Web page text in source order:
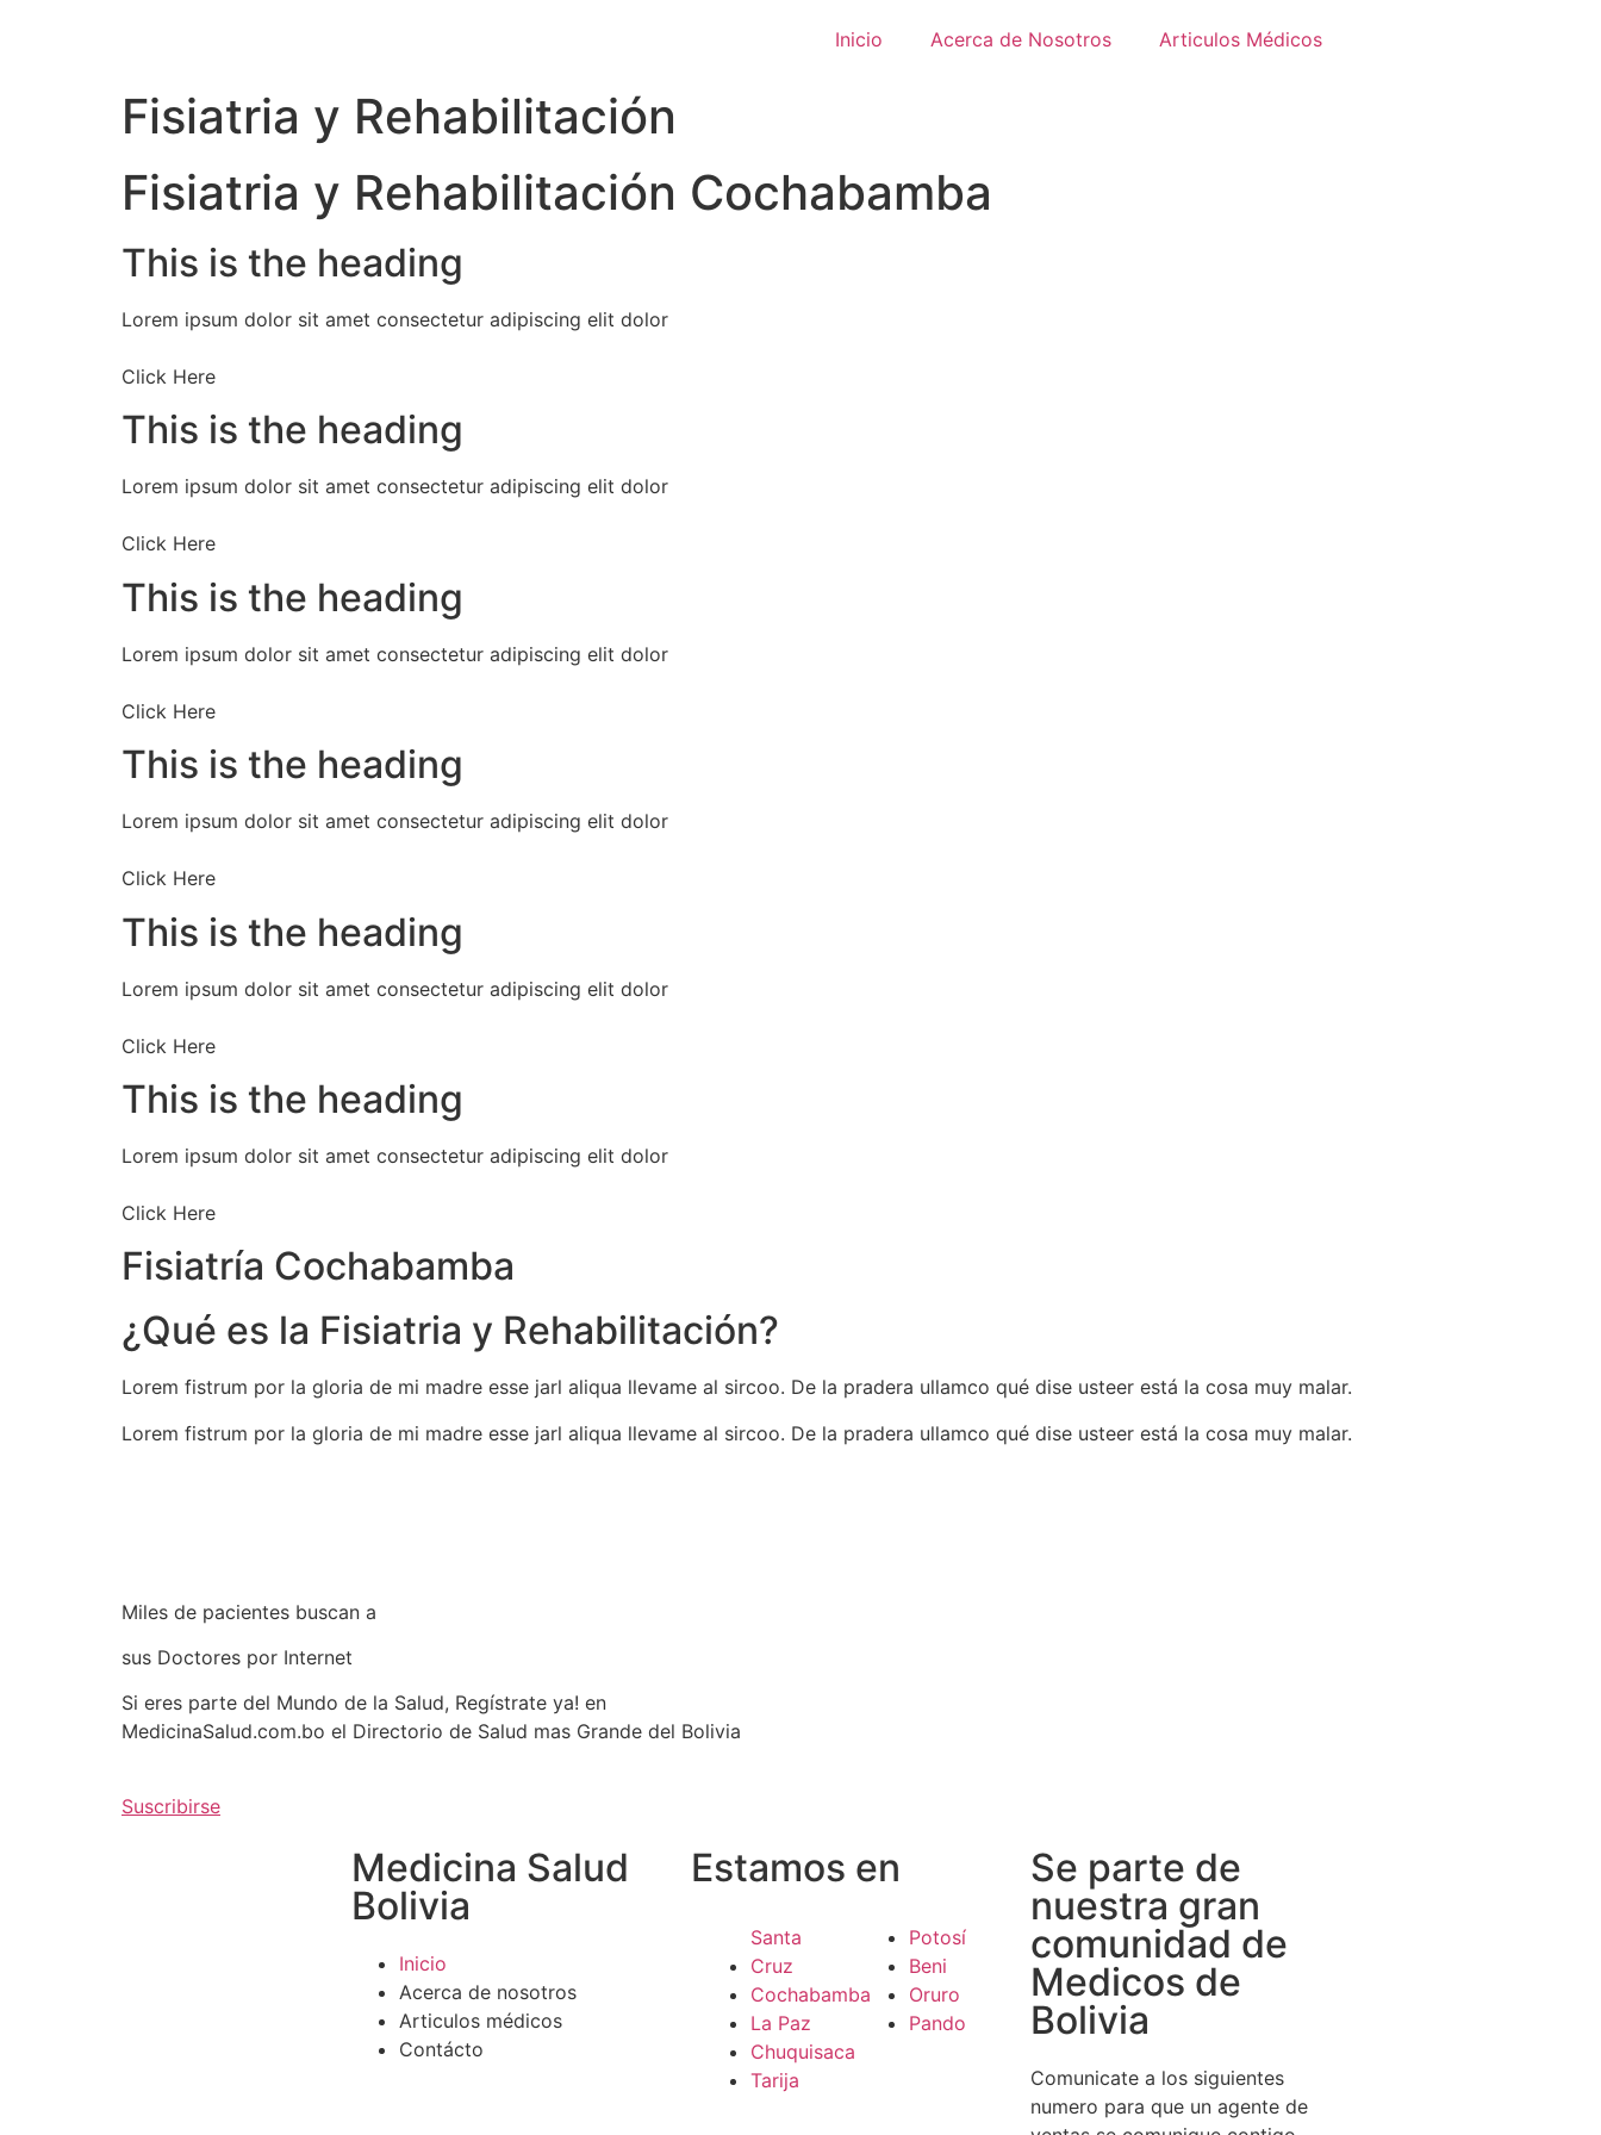
Inicio Acerca de Nosotros Articulos Médicos
Fisiatria y Rehabilitación
Fisiatria y Rehabilitación Cochabamba
This is the heading
Lorem ipsum dolor sit amet consectetur adipiscing elit dolor
Click Here
This is the heading
Lorem ipsum dolor sit amet consectetur adipiscing elit dolor
Click Here
This is the heading
Lorem ipsum dolor sit amet consectetur adipiscing elit dolor
Click Here
This is the heading
Lorem ipsum dolor sit amet consectetur adipiscing elit dolor
Click Here
This is the heading
Lorem ipsum dolor sit amet consectetur adipiscing elit dolor
Click Here
This is the heading
Lorem ipsum dolor sit amet consectetur adipiscing elit dolor
Click Here
Fisiatría Cochabamba
¿Qué es la Fisiatria y Rehabilitación?
Lorem fistrum por la gloria de mi madre esse jarl aliqua llevame al sircoo. De la pradera ullamco qué dise usteer está la cosa muy malar.
Lorem fistrum por la gloria de mi madre esse jarl aliqua llevame al sircoo. De la pradera ullamco qué dise usteer está la cosa muy malar.
Miles de pacientes buscan a
sus Doctores por Internet
Si eres parte del Mundo de la Salud, Regístrate ya! en
MedicinaSalud.com.bo el Directorio de Salud mas Grande del Bolivia
Suscribirse
Medicina Salud
Bolivia
Inicio
Acerca de nosotros
Articulos médicos
Contácto
Estamos en
Santa
Cruz
Cochabamba
La Paz
Chuquisaca
Tarija
Potosí
Beni
Oruro
Pando
Se parte de
nuestra gran
comunidad de
Medicos de
Bolivia
Comunicate a los siguientes
numero para que un agente de